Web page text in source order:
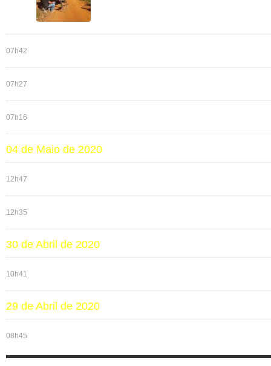
07h42
07h27
07h16
04 de Maio de 2020
12h47
12h35
30 de Abril de 2020
10h41
29 de Abril de 2020
08h45